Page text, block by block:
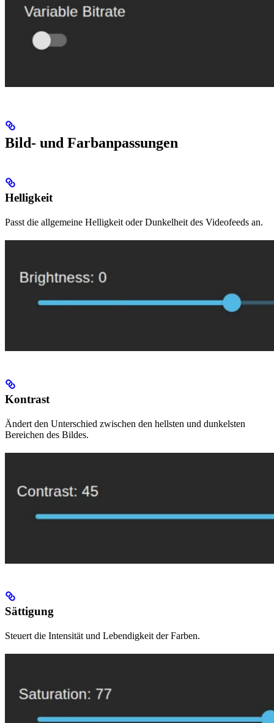
Bild- und Farbanpassungen
Helligkeit
Passt die allgemeine Helligkeit oder Dunkelheit des Videofeeds an.
Kontrast
Ändert den Unterschied zwischen den hellsten und dunkelsten
Bereichen des Bildes.
Sättigung
Steuert die Intensität und Lebendigkeit der Farben.